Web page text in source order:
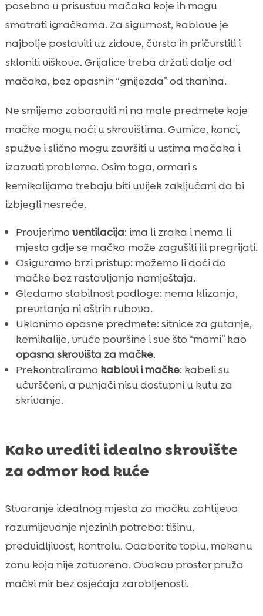
posebno u prisustvu mačaka koje ih mogu
smatrati igračkama. Za sigurnost, kablove je
najbolje postaviti uz zidove, čvrsto ih pričvrstiti i
skloniti viškove. Grijalice treba držati dalje od
mačaka, bez opasnih “gnijezda” od tkanina.
Ne smijemo zaboraviti ni na male predmete koje
mačke mogu naći u skrovištima. Gumice, konci,
spužve i slično mogu završiti u ustima mačaka i
izazvati probleme. Osim toga, ormari s
kemikalijama trebaju biti uvijek zaključani da bi
izbjegli nesreće.
Provjerimo ventilacija: ima li zraka i nema li
mjesta gdje se mačka može zagušiti ili pregrijati.
Osiguramo brzi pristup: možemo li doći do
mačke bez rastavljanja namještaja.
Gledamo stabilnost podloge: nema klizanja,
prevrtanja ni oštrih rubova.
Uklonimo opasne predmete: sitnice za gutanje,
kemikalije, vruće površine i sve što “mami” kao
opasna skrovišta za mačke.
Prekontroliramo kablovi i mačke: kabeli su
učvršćeni, a punjači nisu dostupni u kutu za
skrivanje.
Kako urediti idealno skrovište
za odmor kod kuće
Stvaranje idealnog mjesta za mačku zahtijeva
razumijevanje njezinih potreba: tišinu,
predvidljivost, kontrolu. Odaberite toplu, mekanu
zonu koja nije zatvorena. Ovakav prostor pruža
mački mir bez osjećaja zarobljenosti.